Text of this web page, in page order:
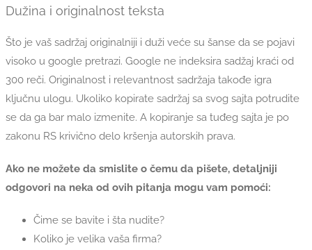
Dužina i originalnost teksta
Što je vaš sadržaj originalniji i duži veće su šanse da se pojavi
visoko u google pretrazi. Google ne indeksira sadžaj kraći od
300 reči. Originalnost i relevantnost sadržaja takođe igra
ključnu ulogu. Ukoliko kopirate sadržaj sa svog sajta potrudite
se da ga bar malo izmenite. A kopiranje sa tuđeg sajta je po
zakonu RS krivično delo kršenja autorskih prava.
Ako ne možete da smislite o čemu da pišete, detaljniji
odgovori na neka od ovih pitanja mogu vam pomoći:
Čime se bavite i šta nudite?
Koliko je velika vaša firma?